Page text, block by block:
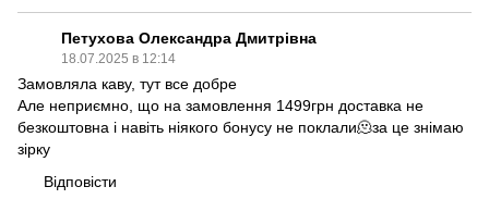
Петухова Олександра Дмитрівна
18.07.2025 в 12:14
Замовляла каву, тут все добре
Але неприємно, що на замовлення 1499грн доставка не
безкоштовна і навіть ніякого бонусу не поклали🫠за це знімаю
зірку
Відповісти